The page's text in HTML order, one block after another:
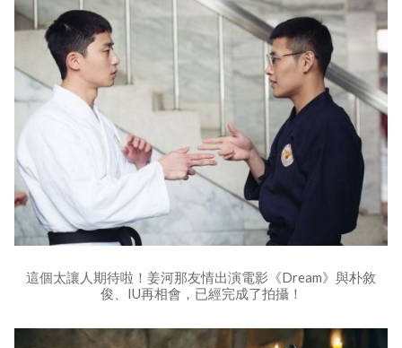
這個太讓人期待啦！姜河那友情出演電影《Dream》與朴敘
俊、IU再相會，已經完成了拍攝！